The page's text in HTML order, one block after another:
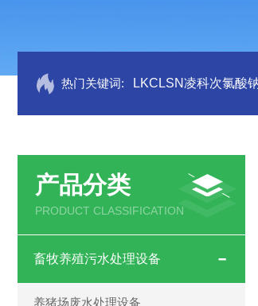
热门关键词: LKCLSN凌科次氯酸
产品分类
PRODUCT CLASSIFICATION
畜牧养殖污水处理设备
养猪场废水处理设备